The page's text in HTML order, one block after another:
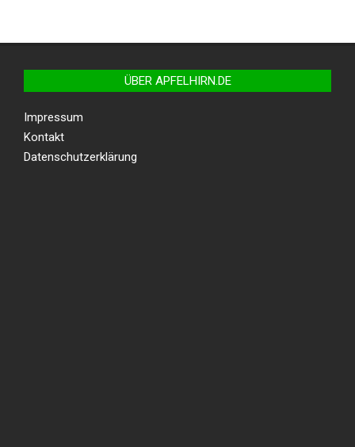
ÜBER APFELHIRN.DE
Impressum
Kontakt
Datenschutzerklärung